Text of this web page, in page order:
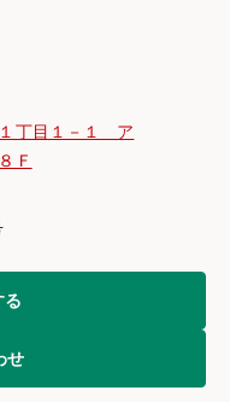
丁目１－１ ア
Ｆ
る
せ